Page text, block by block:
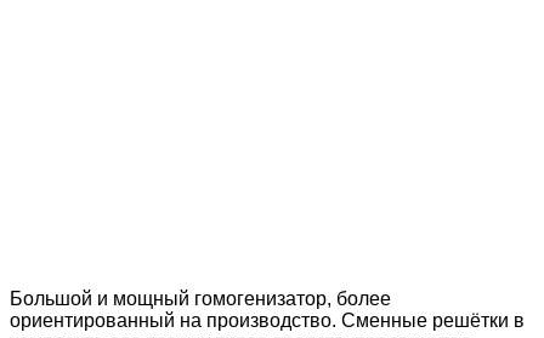
Большой и мощный гомогенизатор, более
ориентированный на производство. Сменные решётки в